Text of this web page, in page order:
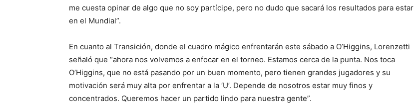
me cuesta opinar de algo que no soy partícipe, pero no dudo que sacará los resultados para estar
en el Mundial”.
En cuanto al Transición, donde el cuadro mágico enfrentarán este sábado a O’Higgins, Lorenzetti
señaló que “ahora nos volvemos a enfocar en el torneo. Estamos cerca de la punta. Nos toca
O’Higgins, que no está pasando por un buen momento, pero tienen grandes jugadores y su
motivación será muy alta por enfrentar a la ‘U’. Depende de nosotros estar muy finos y
concentrados. Queremos hacer un partido lindo para nuestra gente”.